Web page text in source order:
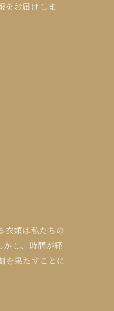
をお届けしま
衣類は私たちの
かし、時間が経
を果たすことに